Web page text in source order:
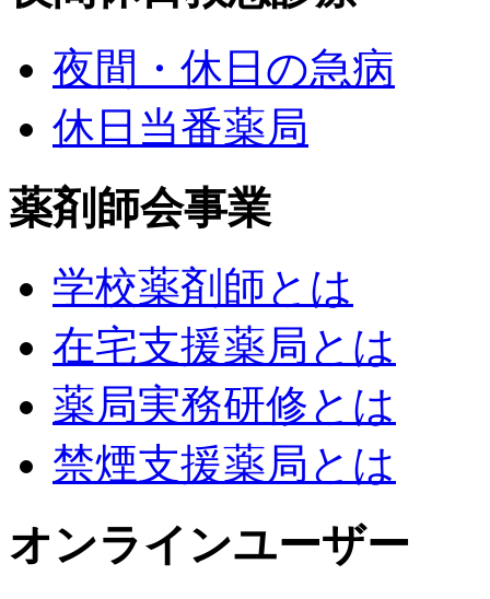
夜間・休日の急病
休日当番薬局
薬剤師会事業
学校薬剤師とは
在宅支援薬局とは
薬局実務研修とは
禁煙支援薬局とは
オンラインユーザー